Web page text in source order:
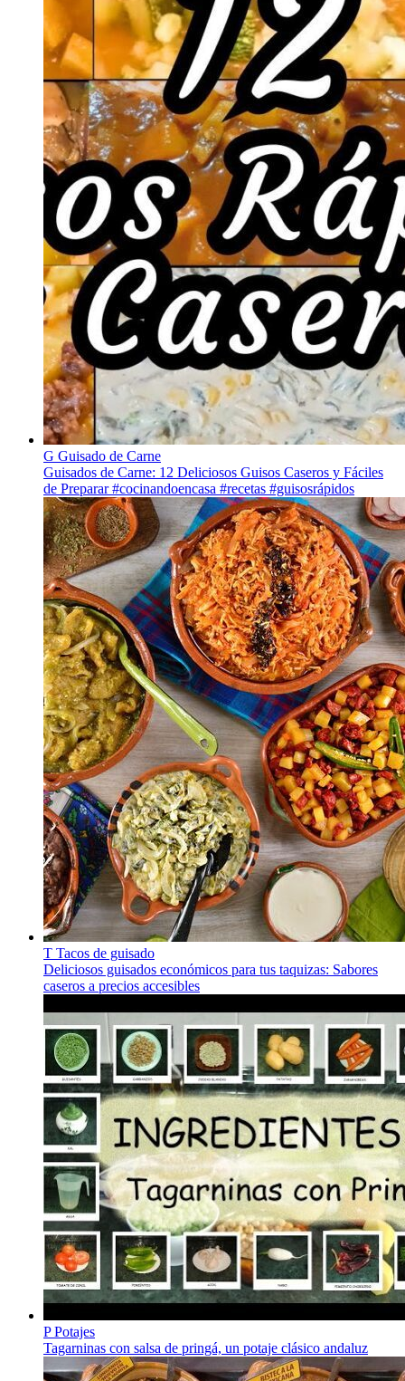
G Guisado de Carne
Guisados de Carne: 12 Deliciosos Guisos Caseros y Fáciles
de Preparar #cocinandoencasa #recetas #guisosrápidos
T Tacos de guisado
Deliciosos guisados económicos para tus taquizas: Sabores
caseros a precios accesibles
P Potajes
Tagarninas con salsa de pringá, un potaje clásico andaluz